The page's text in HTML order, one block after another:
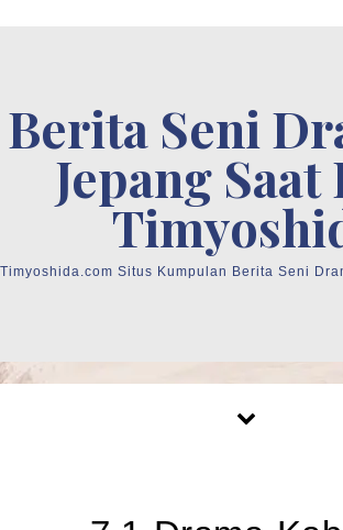
Berita Seni
Jepang
Timyoshida.com Situs Kumpulan Berita Seni